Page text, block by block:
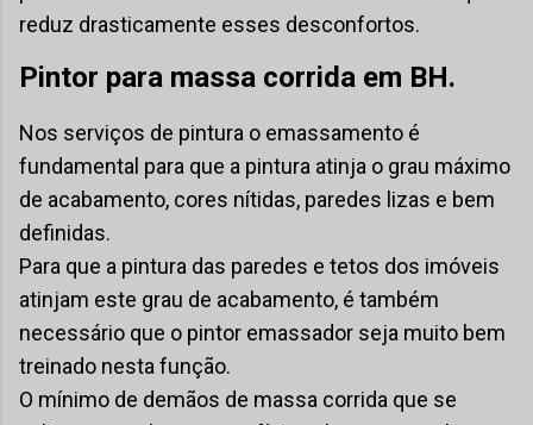
reduz drasticamente esses desconfortos.
Pintor para massa corrida em BH.
Nos serviços de pintura o emassamento é
fundamental para que a pintura atinja o grau máximo
de acabamento, cores nítidas, paredes lizas e bem
definidas.
Para que a pintura das paredes e tetos dos imóveis
atinjam este grau de acabamento, é também
necessário que o pintor emassador seja muito bem
treinado nesta função.
O mínimo de demãos de massa corrida que se